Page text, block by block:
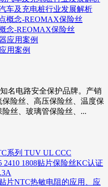
车及充电桩行业发展解析
念-REOMAX保险丝
用案例
名电路安全保护品牌。产销
险丝、高压保险丝、温度保
丝、玻璃管保险丝、...
系列 TUV UL CCC
1808贴片保险丝KC认证
片NTC热敏电阻的应用、应